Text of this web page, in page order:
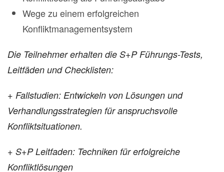
Wege zu einem erfolgreichen
Konfliktmanagementsystem
Die Teilnehmer erhalten die S+P Führungs-Tests,
Leitfäden und Checklisten:
+ Fallstudien: Entwickeln von Lösungen und
Verhandlungsstrategien für anspruchsvolle
Konfliktsituationen.
+ S+P Leitfaden: Techniken für erfolgreiche
Konfliktlösungen